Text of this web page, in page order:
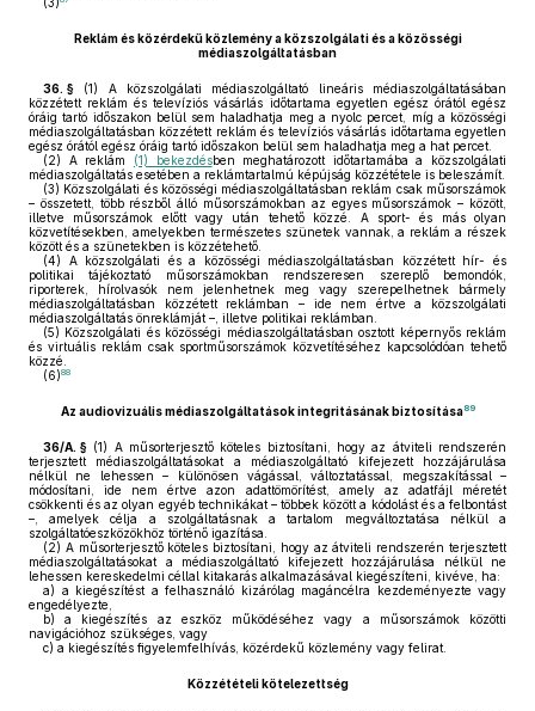
Reklám és közérdekű közlemény a közszolgálati és a közösségi
médiaszolgáltatásban
36. § (1)
A közszolgálati médiaszolgáltató lineáris médiaszolgáltatásában
közzétett reklám és televíziós vásárlás időtartama egyetlen egész órától egész
óráig tartó időszakon belül sem haladhatja meg a nyolc percet, míg a közösségi
médiaszolgáltatásban közzétett reklám és televíziós vásárlás időtartama egyetlen
egész órától egész óráig tartó időszakon belül sem haladhatja meg a hat percet.
(2) A reklám (1) bekezdésben meghatározott időtartamába a közszolgálati
médiaszolgáltatás esetében a reklámtartalmú képújság közzététele is beleszámít.
(3) Közszolgálati és közösségi médiaszolgáltatásban reklám csak műsorszámok
– összetett, több részből álló műsorszámokban az egyes műsorszámok – között,
illetve műsorszámok előtt vagy után tehető közzé. A sport- és más olyan
közvetítésekben, amelyekben természetes szünetek vannak, a reklám a részek
között és a szünetekben is közzétehető.
(4) A közszolgálati és a közösségi médiaszolgáltatásban közzétett hír- és
politikai tájékoztató műsorszámokban rendszeresen szereplő bemondók,
riporterek, hírolvasók nem jelenhetnek meg vagy szerepelhetnek bármely
médiaszolgáltatásban közzétett reklámban – ide nem értve a közszolgálati
médiaszolgáltatás önreklámját –, illetve politikai reklámban.
(5) Közszolgálati és közösségi médiaszolgáltatásban osztott képernyős reklám
és virtuális reklám csak sportműsorszámok közvetítéséhez kapcsolódóan tehető
közzé.
(6)88
Az audiovizuális médiaszolgáltatások integritásának biztosítása89
36/A. § (1) A műsorterjesztő köteles biztosítani, hogy az átviteli rendszerén
terjesztett médiaszolgáltatásokat a médiaszolgáltató kifejezett hozzájárulása
nélkül ne lehessen – különösen vágással, változtatással, megszakítással –
módosítani, ide nem értve azon adattömörítést, amely az adatfájl méretét
csökkenti és az olyan egyéb technikákat – többek között a kódolást és a felbontást
–, amelyek célja a szolgáltatásnak a tartalom megváltoztatása nélkül a
szolgáltatóeszközökhöz történő igazítása.
(2) A műsorterjesztő köteles biztosítani, hogy az átviteli rendszerén terjesztett
médiaszolgáltatásokat a médiaszolgáltató kifejezett hozzájárulása nélkül ne
lehessen kereskedelmi céllal kitakarás alkalmazásával kiegészíteni, kivéve, ha:
a) a kiegészítést a felhasználó kizárólag magáncélra kezdeményezte vagy
engedélyezte,
b) a kiegészítés az eszköz működéséhez vagy a műsorszámok közötti
navigációhoz szükséges, vagy
c) a kiegészítés figyelemfelhívás, közérdekű közlemény vagy felirat.
Közzétételi kötelezettség